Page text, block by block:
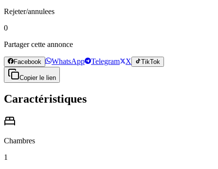
Rejeter/annulees
0
Partager cette annonce
Facebook WhatsApp Telegram X TikTok
Copier le lien
Caractéristiques
Chambres
1